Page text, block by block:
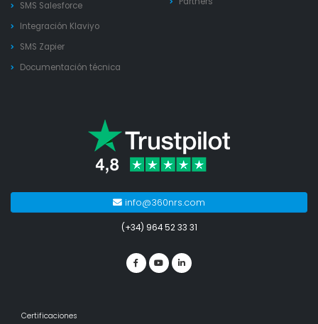
SMS Salesforce
Integración Klaviyo
SMS Zapier
Documentación técnica
info@360nrs.com
(+34) 964 52 33 31
Certificaciones